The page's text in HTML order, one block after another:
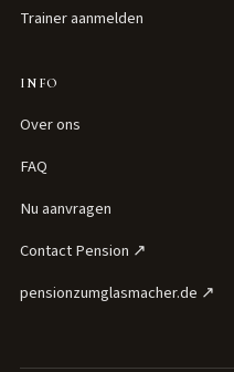
Trainer aanmelden
INFO
Over ons
FAQ
Nu aanvragen
Contact Pension ↗
pensionzumglasmacher.de ↗